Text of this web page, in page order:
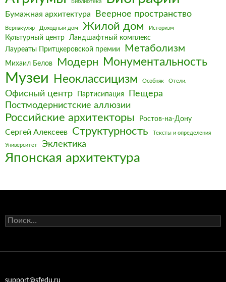
Библиотека
Бумажная архитектура Веерное пространство
Вернакуляр Доходный дом Жилой дом Историзм
Культурный центр
Ландшафтный комплекс
Лауреаты Притцкеровской премии
Метаболизм
Михаил Белов Модерн Монументальность
Музеи Неоклассицизм Особняк Отели.
Офисный центр Партисипация
Пещера
Постмодернистские аллюзии
Российские архитекторы Ростов-на-Дону
Сергей Алексеев Структурность Тексты и определения
Университет Эклектика
Японская архитектура
Найти:
support@sfedu.ru